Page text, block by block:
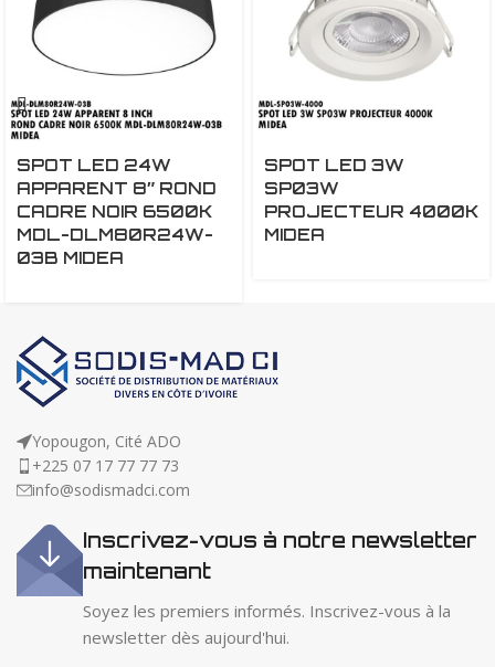
SPOT LED 24W
APPARENT 8″ ROND
CADRE NOIR 6500K
MDL-DLM80R24W-
03B MIDEA
SPOT LED 3W
SP03W
PROJECTEUR 4000K
MIDEA
Yopougon, Cité ADO
+225 07 17 77 77 73
info@sodismadci.com
Inscrivez-vous à notre newsletter
maintenant
Soyez les premiers informés. Inscrivez-vous à la
newsletter dès aujourd'hui.